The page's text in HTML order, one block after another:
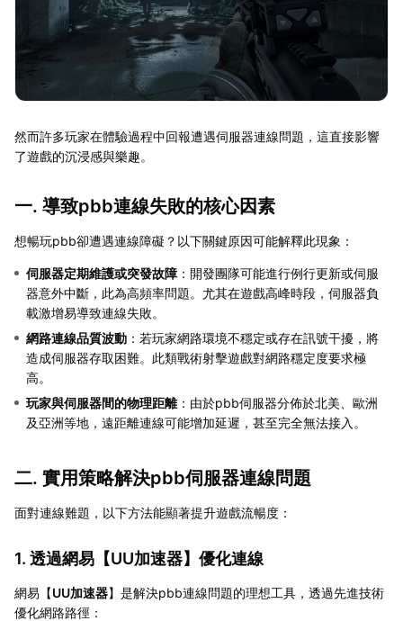
然而許多玩家在體驗過程中回報遭遇伺服器連線問題，這直接影響
了遊戲的沉浸感與樂趣。
一. 導致pbb連線失敗的核心因素
想暢玩pbb卻遭遇連線障礙？以下關鍵原因可能解釋此現象：
伺服器定期維護或突發故障 ：開發團隊可能進行例行更新或伺服
器意外中斷，此為高頻率問題。尤其在遊戲高峰時段，伺服器負
載激增易導致連線失敗。
網路連線品質波動 ：若玩家網路環境不穩定或存在訊號干擾，將
造成伺服器存取困難。此類戰術射擊遊戲對網路穩定度要求極
高。
玩家與伺服器間的物理距離：由於pbb伺服器分佈於北美、歐洲
及亞洲等地，遠距離連線可能增加延遲，甚至完全無法接入。
二. 實用策略解決pbb伺服器連線問題
面對連線難題，以下方法能顯著提升遊戲流暢度：
1. 透過網易【UU加速器】優化連線
網易【UU加速器】是解決pbb連線問題的理想工具，透過先進技術
優化網路路徑：